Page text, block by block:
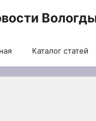
Каталог статей